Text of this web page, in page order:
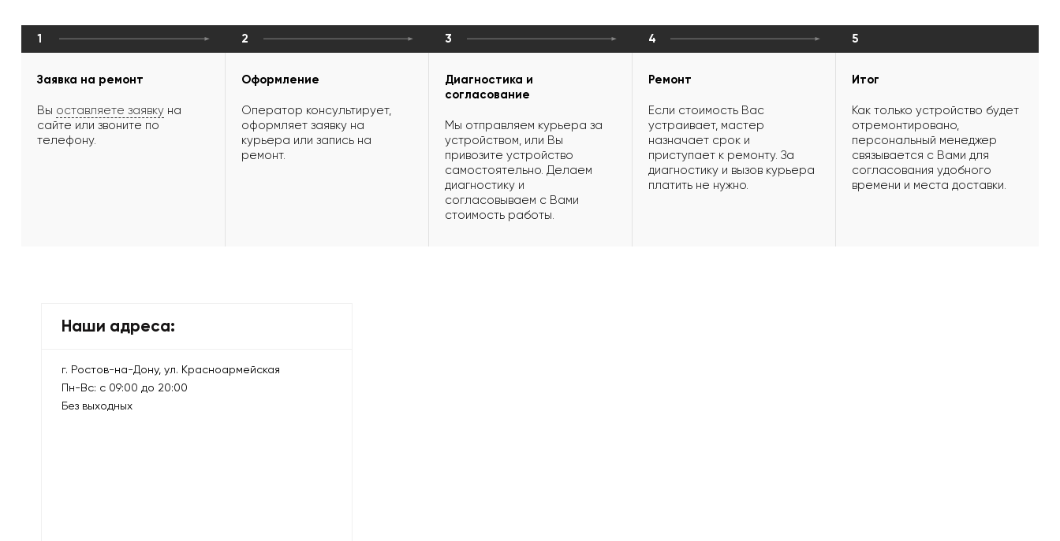
1
Заявка на ремонт
Вы оставляете заявку на
сайте или звоните по
телефону.
2
Оформление
Оператор консультирует,
оформляет заявку на
курьера или запись на
ремонт.
3
Диагностика и
согласование
Мы отправляем курьера за
устройством, или Вы
привозите устройство
самостоятельно. Делаем
диагностику и
согласовываем с Вами
стоимость работы.
4
Ремонт
Если стоимость Вас
устраивает, мастер
назначает срок и
приступает к ремонту. За
диагностику и вызов курьера
платить не нужно.
5
Итог
Как только устройство будет
отремонтировано,
персональный менеджер
связывается с Вами для
согласования удобного
времени и места доставки.
Наши адреса:
г. Ростов-на-Дону, ул. Красноармейская
Пн-Вс: с 09:00 до 20:00
Без выходных